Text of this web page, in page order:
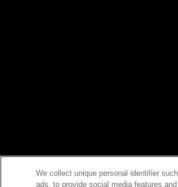
We collect unique personal identifier
ads, to provide social media features